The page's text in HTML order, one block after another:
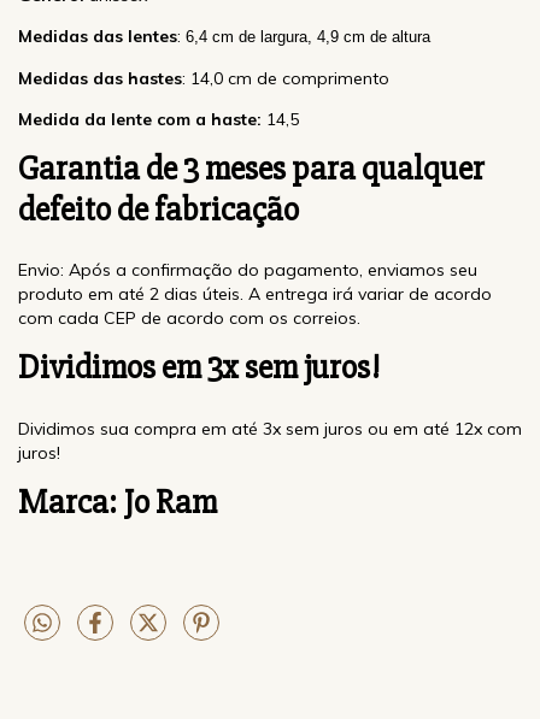
Medidas das lentes: 6,4 cm de largura, 4,9 cm de altura
Medidas das hastes: 14,0 cm de comprimento
Medida da lente com a haste: 14,5
Garantia de 3 mesespara qualquer
defeito de fabricação
Envio: Após a confirmação do pagamento, enviamos seu
produto em até 2 dias úteis. A entrega irá variar de acordo
com cada CEP de acordo com os correios.
Dividimos em 3x sem juros!
Dividimos sua compra em até 3x sem juros ou em até 12x com
juros!
Marca: Jo Ram